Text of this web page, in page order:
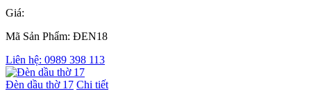
Giá:
Mã Sản Phẩm: ĐEN18
Liên hệ: 0989 398 113
Đèn dầu thờ 17 Chi tiết